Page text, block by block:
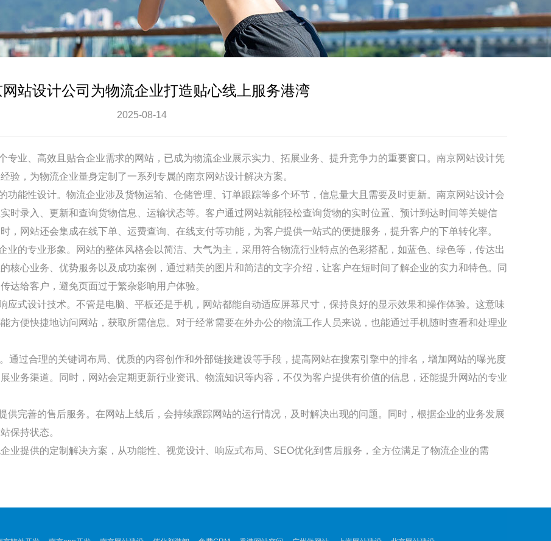
站设计公司为物流企业打造贴心线上服务港湾
2025-08-14
业、高效且贴合企业需求的网站，已成为物流企业展示实力、拓展业务、提升竞争力的重要窗口。 南京网站设计凭
验，为物流企业量身定制了一系列专属的南京网站设计解决方案。
功能性设计。物流企业涉及货物运输、仓储管理、订单跟踪等多个环节，信息量大且需要及时更新。 南京网站设计会
时录入、更新和查询货物信息、运输状态等。客户通过网站就能轻松查询货物的实时位置、预计到达时间等关键信
，网站还会集成在线下单、运费查询、在线支付等功能，为客户提供一站式的便捷服务，提升客户的下单转化率。
业的专业形象。网站的整体风格会以简洁、大气为主，采用符合物流行业特点的色彩搭配，如蓝色、绿色等，传达出
核心业务、优势服务以及成功案例，通过精美的图片和简洁的文字介绍，让客户在短时间了解企业的实力和特色。同
达给客户，避免页面过于繁杂影响用户体验。
应式设计技术。不管是电脑、平板还是手机，网站都能自动适应屏幕尺寸，保持良好的显示效果和操作体验。这意味
方便快捷地访问网站，获取所需信息。对于经常需要在外办公的物流工作人员来说，也能通过手机随时查看和处理业
通过合理的关键词布局、优质的内容创作和外部链接建设等手段，提高网站在搜索引擎中的排名，增加网站的曝光度
业务渠道。同时，网站会定期更新行业资讯、物流知识等内容，不仅为客户提供有价值的信息，还能提升网站的专业
供完善的售后服务。在网站上线后，会持续跟踪网站的运行情况，及时解决出现的问题。同时，根据企业的业务发展
保持状态。
业提供的定制解决方案，从功能性、视觉设计、响应式布局、SEO优化到售后服务，全方位满足了物流企业的需